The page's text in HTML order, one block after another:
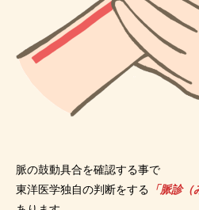
脈の鼓動具合を確認する事で
東洋医学独自の判断をする 「脈診（